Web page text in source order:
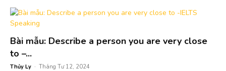
Bài mẫu: Describe a person you are very close
to –...
Thủy Ly - Tháng Tư 12, 2024